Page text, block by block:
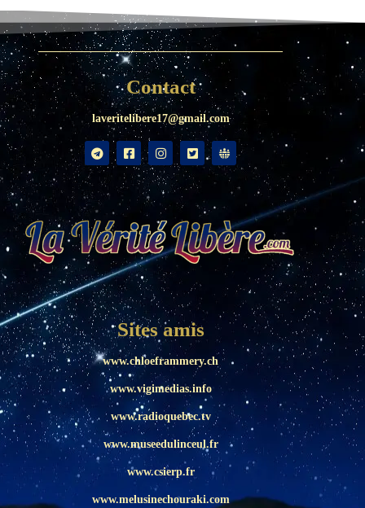
Contact
laveritelibere17@gmail.com
Sites amis
www.chloeframmery.ch
www.vigimedias.info
www.radioquebec.tv
www.museedulinceul.fr
www.csierp.fr
www.melusinechouraki.com